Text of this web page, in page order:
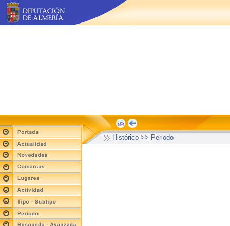
Histórico >> Periodo